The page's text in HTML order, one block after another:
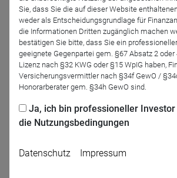
Jennifer Brockerhoff
Inhaberin, ECOanlageberaterin
& Autorin
Brockerhoff Finanzberatung
Dr.
Hummel
Sie, dass Sie die auf dieser Website
weder als Entscheidungsgrundlage für
die Informationen Dritten zugänglich machen
bestätigen Sie bitte, dass Sie ein
geeignete Gegenpartei gem. §67 Absatz 2 oder
Lizenz nach §32 KWG oder §15 WpIG haben,
Versicherungsvermittler nach §34f GewO /
Honorarberater gem. §34h GewO sind.
Ja, ich bin professioneller
die Nutzungsbedingungen
Datenschutz Impressum